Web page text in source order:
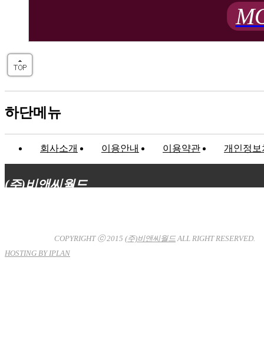
하단메뉴
회사소개 이용안내 이용약관 개인정보
(주)비앤씨월드
COPYRIGHT ⓒ 2015 (주)비앤씨월드ALL RIGHT RESERVED.
HOSTING BY IPLAN